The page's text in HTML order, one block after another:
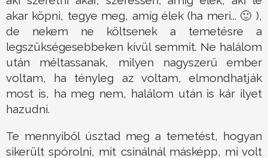
akar köpni, tegye meg, amíg élek (ha meri... 🙂 ),
de nekem ne költsenek a temetésre a
legszükségesebbeken kívül semmit. Ne halálom
után méltassanak, milyen nagyszerű ember
voltam, ha tényleg az voltam, elmondhatják
most is, ha meg nem, halálom után is kár ilyet
hazudni.
Te mennyiből úsztad meg a temetést, hogyan
sikerült spórolni, mit csinálnál másképp, mi volt